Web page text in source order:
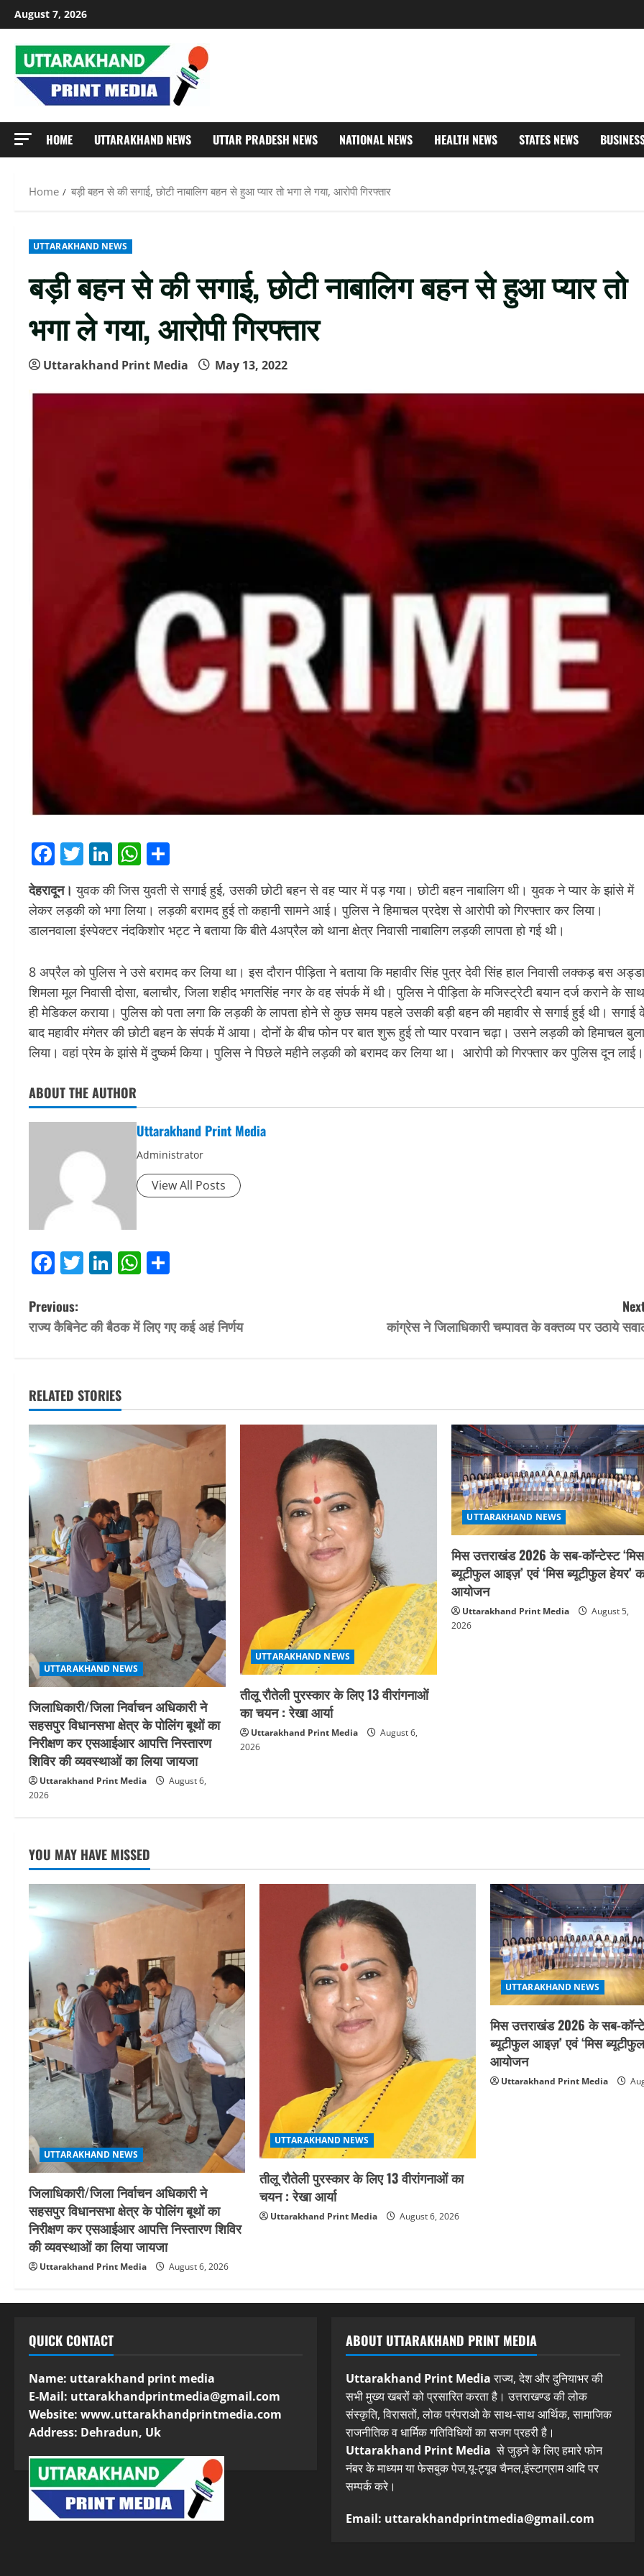
Skip
to
content
August 7, 2026
HOME UTTARAKHAND NEWS UTTAR PRADESH NEWS NATIONAL NEWS HEALTH NEWS STATES NEWS
Home बड़ी बहन से की सगाई, छोटी नाबालिग बहन से हुआ प्यार तो भगा ले गया, आरोपी गिरफ्तार
UTTARAKHAND NEWS
बड़ी बहन से की सगाई, छोटी नाबालिग बहन से हुआ प्यार तो
भगा ले गया, आरोपी गिरफ्तार
Uttarakhand Print Media May 13, 2022
Facebook
Twitter
LinkedIn
WhatsApp
देहरादून। युवक की जिस युवती से सगाई हुई, उसकी छोटी बहन से वह प्यार में पड़ गया। छोटी बहन नाबालिग थी। युवक ने प्यार के झांसे में
लेकर लड़की को भगा लिया। लड़की बरामद हुई तो कहानी सामने आई। पुलिस ने हिमाचल प्रदेश से आरोपी को गिरफ्तार कर लिया।
डालनवाला इंस्पेक्टर नंदकिशोर भट्ट ने बताया कि बीते 4अप्रैल को थाना क्षेत्र निवासी नाबालिग लड़की लापता हो गई थी।
8 अप्रैल को पुलिस ने उसे बरामद कर लिया था। इस दौरान पीड़िता ने बताया कि महावीर सिंह पुत्र देवी सिंह हाल निवासी लक्कड़ बस अड्डा
शिमला मूल निवासी दोसा, बलाचौर, जिला शहीद भगतसिंह नगर के वह संपर्क में थी। पुलिस ने पीड़िता के मजिस्ट्रेटी बयान दर्ज कराने के साथ
ही मेडिकल कराया। पुलिस को पता लगा कि लड़की के लापता होने से कुछ समय पहले उसकी बड़ी बहन की महावीर से सगाई हुई थी। सगाई
बाद महावीर मंगेतर की छोटी बहन के संपर्क में आया। दोनों के बीच फोन पर बात शुरू हुई तो प्यार परवान चढ़ा। उसने लड़की को हिमाचल बुला
लिया। वहां प्रेम के झांसे में दुष्कर्म किया। पुलिस ने पिछले महीने लड़की को बरामद कर लिया था। आरोपी को गिरफ्तार कर पुलिस दून लाई।
ABOUT THE AUTHOR
Uttarakhand Print Media
Administrator
View All Posts
Facebook
Twitter
LinkedIn
WhatsApp
P
o
t
n
a
v
i
g
a
t
i
o
n
Previous:
राज्य कैबिनेट की बैठक में लिए गए कई अहं निर्णय
कांग्रेस ने जिलाधिकारी चम्पावत के वक्तव्य पर उठाये
RELATED STORIES
UTTARAKHAND NEWS
जिलाधिकारी/जिला निर्वाचन अधिकारी ने
सहसपुर विधानसभा क्षेत्र के पोलिंग बूथों का
निरीक्षण कर एसआईआर आपत्ति निस्तारण
शिविर की व्यवस्थाओं का लिया जायजा
Uttarakhand Print Media
August 6,
2026
UTTARAKHAND NEWS
तीलू रौतेली पुरस्कार के लिए 13 वीरांगनाओं
का चयन : रेखा आर्या
Uttarakhand Print Media
August 6,
2026
UTTARAKHAND NEWS
मिस उत्तराखंड 2026 के सब-कॉन्टेस्ट ‘मिस
ब्यूटीफुल आइज़’ एवं ‘मिस ब्यूटीफुल हेयर’
आयोजन
Uttarakhand Print Media
August 5,
2026
YOU MAY HAVE MISSED
UTTARAKHAND NEWS
जिलाधिकारी/जिला निर्वाचन अधिकारी ने
सहसपुर विधानसभा क्षेत्र के पोलिंग बूथों का
निरीक्षण कर एसआईआर आपत्ति निस्तारण शिविर
की व्यवस्थाओं का लिया जायजा
Uttarakhand Print Media August 6, 2026
UTTARAKHAND NEWS
तीलू रौतेली पुरस्कार के लिए 13 वीरांगनाओं का
चयन : रेखा आर्या
Uttarakhand Print Media August 6, 2026
UTTARAKHAND NEWS
मिस उत्तराखंड 2026 के सब-
ब्यूटीफुल आइज़’ एवं ‘मिस
आयोजन
Uttarakhand Print Media
QUICK CONTACT
Name: uttarakhand print media
E-Mail: uttarakhandprintmedia@gmail.com
Website: www.uttarakhandprintmedia.com
Address: Dehradun, Uk
ABOUT UTTARAKHAND PRINT MEDIA
Uttarakhand Print Mediaराज्य, देश और दुनियाभर की
सभी मुख्य खबरों को प्रसारित करता है। उत्तराखण्ड की लोक
संस्कृति, विरासतों, लोक परंपराओ के साथ-साथ आर्थिक, सामाजिक
राजनीतिक व धार्मिक गतिविधियों का सजग प्रहरी है।
Uttarakhand Print Media से जुड़ने के लिए हमारे फोन
नंबर के माध्यम या फेसबुक पेज,यू-ट्यूब चैनल,इंस्टाग्राम आदि पर
सम्पर्क करे।
Email: uttarakhandprintmedia@gmail.com